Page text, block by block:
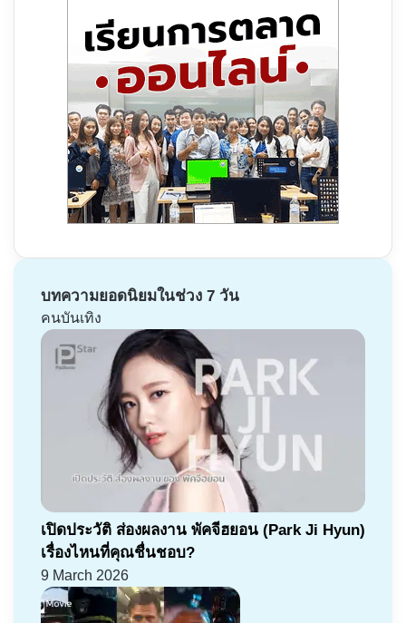
บทความยอดนิยมในช่วง 7 วัน
คนบันเทิง
เปิดประวัติ ส่องผลงาน พัคจีฮยอน (Park Ji Hyun)
เรื่องไหนที่คุณชื่นชอบ?
9 March 2026